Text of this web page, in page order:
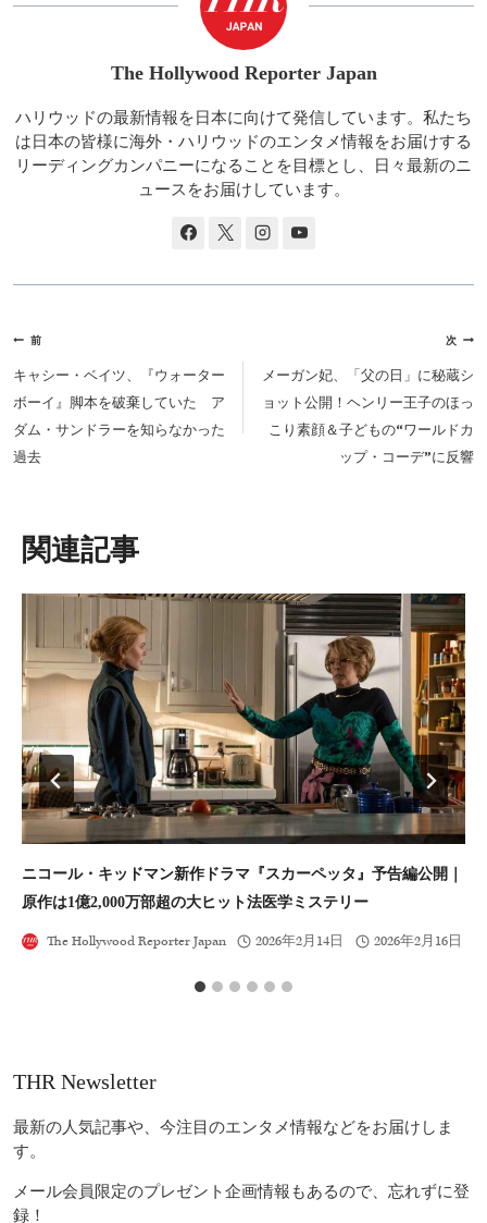
The Hollywood Reporter Japan
ハリウッドの最新情報を日本に向けて発信しています。私たち
は日本の皆様に海外・ハリウッドのエンタメ情報をお届けする
リーディングカンパニーになることを目標とし、日々最新のニ
ュースをお届けしています。
投
稿
ナ
ビ
ゲ
ョ
ン
前
キャシー・ベイツ、『ウォーター
ボーイ』脚本を破棄していた ア
ダム・サンドラーを知らなかった
過去
次
メーガン妃、「父の日」に秘蔵シ
ョット公開！ヘンリー王子のほっ
こり素顔＆子どもの“ワールドカ
ップ・コーデ”に反響
類似投稿
ニコール・キッドマン新作ドラマ『スカーペッタ』予告編公開｜
原作は1億2,000万部超の大ヒット法医学ミステリー
The Hollywood Reporter Japan 2026年2月14日 2026年2月16日
THR Newsletter
最新の人気記事や、今注目のエンタメ情報などをお届けしま
す。
メール会員限定のプレゼント企画情報もあるので、忘れずに登
録！